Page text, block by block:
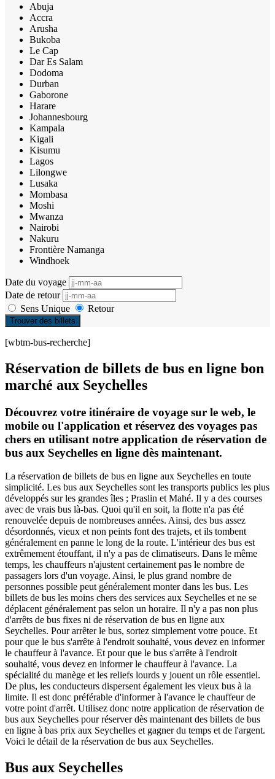
Abuja
Accra
Arusha
Bukoba
Le Cap
Dar Es Salam
Dodoma
Durban
Gaborone
Harare
Johannesbourg
Kampala
Kigali
Kisumu
Lagos
Lilongwe
Lusaka
Mombasa
Moshi
Mwanza
Nairobi
Nakuru
Frontière Namanga
Windhoek
Date du voyage
Date de retour
Sens Unique
Retour
Trouver des billets
[wbtm-bus-recherche]
Réservation de billets de bus en ligne bon
marché aux Seychelles
Découvrez votre itinéraire de voyage sur le web, le
mobile ou l'application et réservez des voyages pas
chers en utilisant notre application de réservation de
bus aux Seychelles en ligne dès maintenant.
La réservation de billets de bus en ligne aux Seychelles en toute
simplicité. Les bus aux Seychelles sont les transports publics les plus
développés sur les grandes îles ; Praslin et Mahé. Il y a des courses
avec de vrais bus là-bas. Quoi qu'il en soit, la flotte n'a pas été
renouvelée depuis de nombreuses années. Ainsi, des bus assez
désordonnés, vieux et non peints font des trajets, et ils tombent
généralement en panne le long de la route. L'intérieur des bus est
extrêmement étouffant, il n'y a pas de climatiseurs. Dans le même
temps, les chauffeurs n'ajustent certainement pas le nombre de
passagers lors d'un voyage. Ainsi, le plus grand nombre de
personnes possible peut généralement monter dans les bus. Les
billets de bus les moins chers des services aux Seychelles et ne se
déplacent généralement pas selon un horaire. Il n'y a pas non plus
d'arrêts de bus fixes ni de réservation de bus en ligne aux
Seychelles. Pour arrêter le bus, sortez simplement votre pouce. Et
pour que le bus s'arrête à l'endroit souhaité, vous devez en informer
le chauffeur à l'avance. Et pour que le bus s'arrête à l'endroit
souhaité, vous devez en informer le chauffeur à l'avance. La
spécialité du manège et les reliefs lourds y jouent un rôle essentiel.
De plus, les conducteurs dispersent également les vieux bus à la
limite. Il est donc préférable d'informer à l'avance le chauffeur de
votre point d'arrêt. Utilisez donc notre application de réservation de
bus aux Seychelles pour réserver dès maintenant des billets de bus
en ligne à bas prix aux Seychelles et gagner du temps et de l'argent.
Voici le détail de la réservation de bus aux Seychelles.
Bus aux Seychelles